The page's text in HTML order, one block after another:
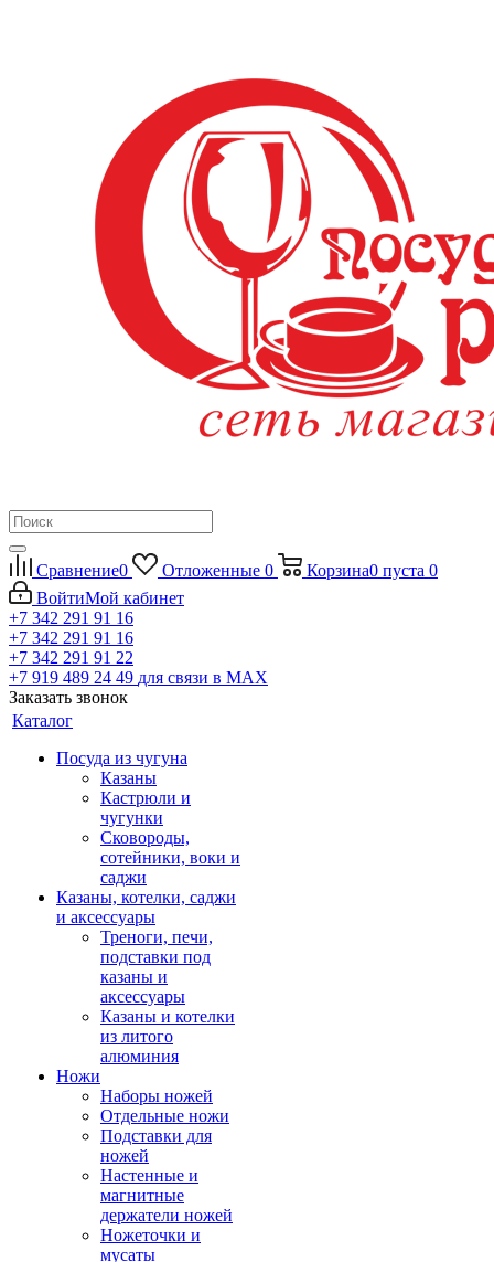
Сравнение0 Отложенные 0 Корзина0 пуста 0
ВойтиМой кабинет
+7 342 291 91 16
+7 342 291 91 16
+7 342 291 91 22
+7 919 489 24 49 для связи в МАХ
Заказать звонок
Каталог
Посуда из чугуна
Казаны
Кастрюли и
чугунки
Сковороды,
сотейники, воки и
саджи
Казаны, котелки, саджи
и аксессуары
Треноги, печи,
подставки под
казаны и
аксессуары
Казаны и котелки
из литого
алюминия
Ножи
Наборы ножей
Отдельные ножи
Подставки для
ножей
Настенные и
магнитные
держатели ножей
Ножеточки и
мусаты